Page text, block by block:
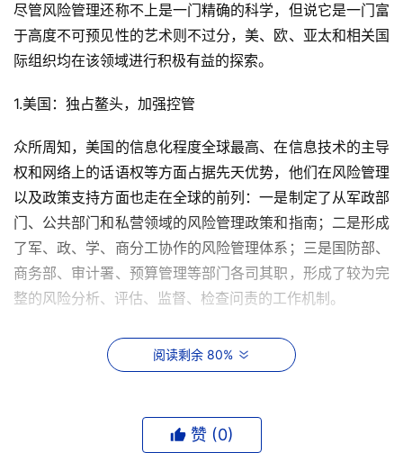
尽管风险管理还称不上是一门精确的科学，但说它是一门富
于高度不可预见性的艺术则不过分，美、欧、亚太和相关国
际组织均在该领域进行积极有益的探索。
1.美国：独占鳌头，加强控管
众所周知，美国的信息化程度全球最高、在信息技术的主导
权和网络上的话语权等方面占据先天优势，他们在风险管理
以及政策支持方面也走在全球的前列：一是制定了从军政部
门、公共部门和私营领域的风险管理政策和指南；二是形成
了军、政、学、商分工协作的风险管理体系；三是国防部、
商务部、审计署、预算管理等部门各司其职，形成了较为完
整的风险分析、评估、监督、检查问责的工作机制。
（1）DOD：风险评估的领路者。纵观信息安全的历史，不
难发现，美国国防部几乎影响了全世界的信息安全概念、观
1970年，即对当时的大型机、远程终端作了第一次比较大
规模的风险评估。1977年，DOD提出了加强联邦政府和国
阅读剩余 80%
赞 (0)